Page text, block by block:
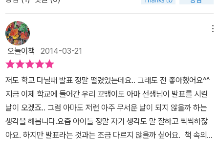
요. 발표가 두려운 아이의 아주 무서운 날이 시작됩니다. ㅋㅋ 혼자 맘
졸이는 저아이가 전 왜케 귀엽죠 ㅎ 엄마의 잔소리도 귀에 들어오지
않는 우리의 주인공.왜냐면 내일 진짜 엄청난 일이 벌어질거거든
요. 땅속으로 떨어질지도 모르고 파도에 숨이 막힐지도 드디어 그날
이 오고야 말았어요.링링의 발표날. 준비는 열심히 했는데 눈앞이 캄
캄한 링링.무슨말을 한지도 모르게 더듬더듬 발표가 끝나고 허둥지둥
자리로 돌아가다 친구책상에 다리도 부딪치고 친구들은 깔깔웃고 링
링은 한숨을 쉬었어요. 그후로 30년이 지나고 링링은 여전히 사람들
앞에서 심장이 두근거리고 얼굴은 화끈거리고하지만 오늘은 아주 멋
오늘이책 2014-03-21
저도 학교 다닐때 발표 정말 떨렸었는데요.. 그래도 전 좋아했어요^^
지금 이제 학교에 들어간 우리 꼬맹이도 아마 선생님이 발표를 시킬
날이 오겠죠.. 그럼 아마도 저런 아주 무서운 날이 되지 않을까 하는
생각을 해봅니다.요즘 아이들 정말 자기 생각도 말 잘하고 씩씩하잖
아요. 하지만 발표라는 것과는 조금 다르지 않을까 싶어요. 책 속의